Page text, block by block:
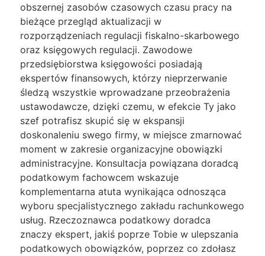
obszernej zasobów czasowych czasu pracy na
bieżące przegląd aktualizacji w
rozporządzeniach regulacji fiskalno-skarbowego
oraz księgowych regulacji. Zawodowe
przedsiębiorstwa księgowości posiadają
ekspertów finansowych, którzy nieprzerwanie
śledzą wszystkie wprowadzane przeobrażenia
ustawodawcze, dzięki czemu, w efekcie Ty jako
szef potrafisz skupić się w ekspansji
doskonaleniu swego firmy, w miejsce zmarnować
moment w zakresie organizacyjne obowiązki
administracyjne. Konsultacja powiązana doradcą
podatkowym fachowcem wskazuje
komplementarna atuta wynikająca odnosząca
wyboru specjalistycznego zakładu rachunkowego
usług. Rzeczoznawca podatkowy doradca
znaczy ekspert, jakiś poprze Tobie w ulepszania
podatkowych obowiązków, poprzez co zdołasz